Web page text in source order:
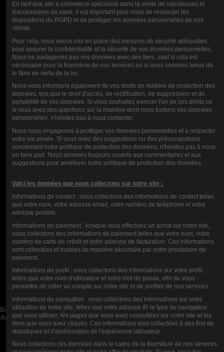
1 x Caja iStick Mono Power
1 x cable USB Tipo-C
1 x Manual de usuario
1 x Tarjeta de garantía
CALIFICACIÓN
Contact us
Publicaciones de blog recientes  
Buscar en el blog  
Archivos del blog  
Blog Mejores Autores  
Newsletter
En tant que site e-commerce spécialisé dans la vente de vapoteuses et
d'accessoires de vape, il est important pour nous de respecter les
dispositions du RGPD et de protéger les données personnelles de nos
clients.
Pour cela, nous avons mis en place des mesures de sécurité adéquates
pour assurer la confidentialité et la sécurité de vos données personnelles.
Nous ne partageons pas vos données avec des tiers, sauf si cela est
nécessaire pour la fourniture de nos services ou si nous sommes tenus de
le faire en vertu de la loi.
Nous vous informons également de vos droits en matière de protection des
données, tels que le droit d'accès, de rectification, de suppression et de
portabilité de vos données. Si vous souhaitez exercer l'un de ces droits ou
si vous avez des questions sur la manière dont nous traitons vos données
personnelles, n'hésitez pas à nous contacter.
Nous nous engageons à protéger vos données personnelles et à respecter
votre vie privée. Si vous avez des suggestions ou des préoccupations
concernant notre politique de protection des données, n'hésitez pas à nous
en faire part. Nous sommes toujours ouverts aux commentaires et aux
suggestions pour améliorer notre politique de protection des données.
Voici les données que nous collectons sur notre site :
Informations de contact : nous collectons des informations de contact telles
que votre nom, votre adresse email, votre numéro de téléphone et votre
adresse postale.
Informations de paiement : lorsque vous effectuez un achat sur notre site,
nous collectons des informations de paiement telles que votre nom, votre
numéro de carte de crédit et votre adresse de facturation. Ces informations
sont collectées et traitées de manière sécurisée par notre prestataire de
paiement.
Informations de profil : nous collectons des informations sur votre profil,
telles que votre nom d'utilisateur et votre mot de passe, afin de vous
permettre de créer un compte sur notre site et de profiter de nos services.
Informations de navigation : nous collectons des informations sur votre
utilisation de notre site, telles que votre adresse IP, le type de navigateur
que vous utilisez, les pages que vous avez consultées sur notre site et les
liens que vous avez cliqués. Ces informations sont collectées à des fins de
statistiques et d'amélioration de l'expérience utilisateur.
Nous collectons ces données dans le cadre de la fourniture de nos services